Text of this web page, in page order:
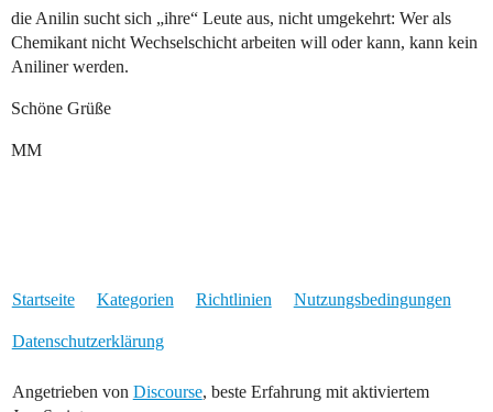
die Anilin sucht sich „ihre“ Leute aus, nicht umgekehrt: Wer als
Chemikant nicht Wechselschicht arbeiten will oder kann, kann kein
Aniliner werden.
Schöne Grüße
MM
Startseite Kategorien Richtlinien Nutzungsbedingungen
Datenschutzerklärung
Angetrieben von Discourse, beste Erfahrung mit aktiviertem